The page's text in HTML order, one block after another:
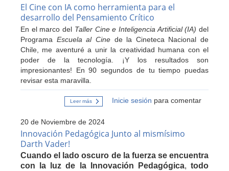
siendo
fósiles
o
en
velociraptores
aprendizaje?
para
IFE
Conference
El Cine con IA como herramienta para el
desarrollo del Pensamiento Crítico
En el marco del Taller Cine e Inteligencia Artificial (IA) del
Programa Escuela al Cinede la Cineteca Nacional de
Chile, me aventuré a unir la creatividad humana con el
poder de la tecnología. ¡Y los resultados son
impresionantes! En 90 segundos de tu tiempo puedas
revisar esta maravilla.
Leer más sobre
El
con
IA
como
el
desarrollo
Inicie sesión para comentar
20 de Noviembre de 2024
Innovación Pedagógica Junto al mismísimo
Darth Vader!
Cuando el lado oscuro de la fuerza se encuentra
con la luz de la Innovación Pedagógica, todo